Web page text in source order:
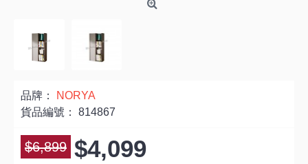
品牌：
NORYA
貨品編號： 814867
$6,899 $4,099